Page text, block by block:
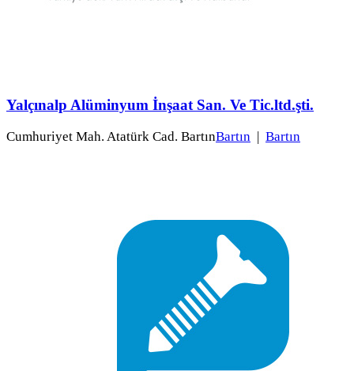
Yalçınalp Alüminyum İnşaat San. Ve Tic.ltd.şti.
Cumhuriyet Mah. Atatürk Cad. BartınBartın | Bartın